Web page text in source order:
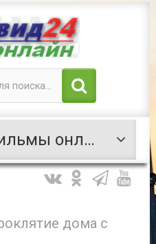
Смотреть фильмы онлайн
дома с